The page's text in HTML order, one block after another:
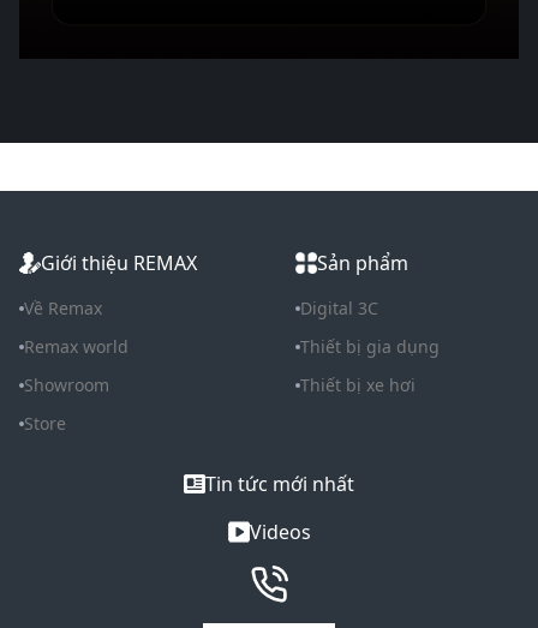
Giới thiệu REMAX
Về Remax
Remax world
Showroom
Store
Sản phẩm
Digital 3C
Thiết bị gia dụng
Thiết bị xe hơi
Tin tức mới nhất
Videos